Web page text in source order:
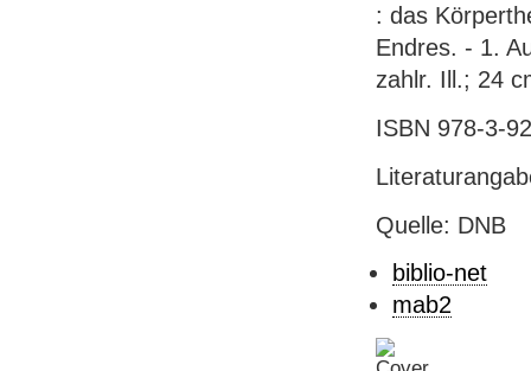
: das
Endres. - 1.
zahlr. Ill.; 24
ISBN 978-3-
Quelle: DNB
biblio-net
mab2